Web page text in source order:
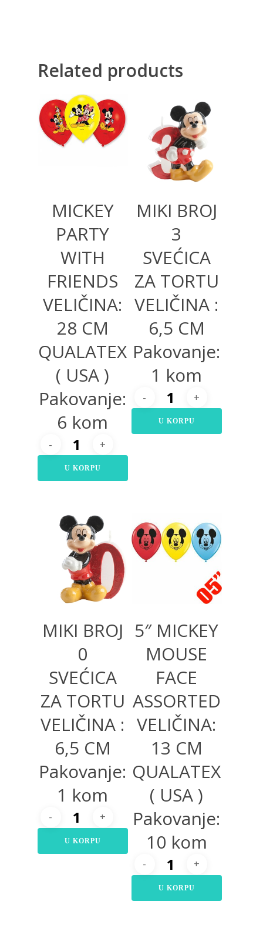
Related products
600,00RSD
MICKEY
PARTY
WITH
FRIENDS
VELIČINA:
28 CM
QUALATEX
( USA )
Pakovanje:
6 kom
U KORPU
500,00RSD
MIKI BROJ
3
SVEĆICA
ZA TORTU
VELIČINA :
6,5 CM
Pakovanje:
1 kom
U KORPU
500,00RSD
MIKI BROJ
0
SVEĆICA
ZA TORTU
VELIČINA :
6,5 CM
Pakovanje:
1 kom
U KORPU
400,00RSD
5″ MICKEY
MOUSE
FACE
ASSORTED
VELIČINA:
13 CM
QUALATEX
( USA )
Pakovanje:
10 kom
U KORPU